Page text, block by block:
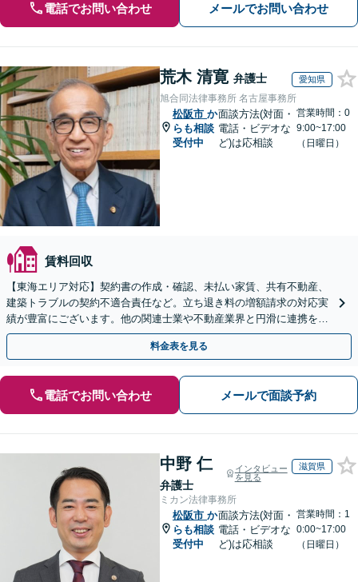
電話でお問い合わせ メールでお問い合わせ
荒木 清寛 弁護士 愛知県
旭合同法律事務所 名古屋事務所
松阪市 か
らも相談
受付中
面談方法(対面・
電話・ビデオな
ど)は応相談
営業時間：0
9:00~17:00
（日曜日）
賃料回収
【東海エリア対応】契約書の作成・確認、未払い家賃、共有不動産、
建築トラブルの契約不適合責任など。立ち退き料の増額請求の対応実
績が豊富にございます。他の関連士業や不動産業界と円滑に連携を行
い、正確に手続きを進めてまいります。【初回面談無料】
料金表を見る
電話でお問い合わせ メールで面談予約
中野 仁
弁護士
インタビュー
を見る
滋賀県
ミカン法律事務所
松阪市 か
らも相談
受付中
面談方法(対面・
電話・ビデオな
ど)は応相談
営業時間：1
0:00~17:00
（日曜日）